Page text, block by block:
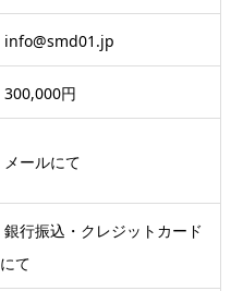
info@smd01.jp
300,000円
メールにて
銀行振込・クレジットカード
にて